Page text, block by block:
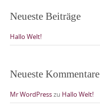
Neueste Beiträge
Hallo Welt!
Neueste Kommentare
Mr WordPresszu Hallo Welt!